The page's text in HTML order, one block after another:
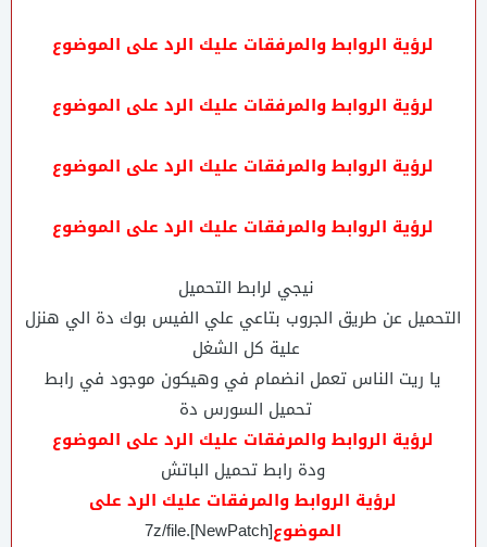
لرؤية الروابط والمرفقات عليك الرد على الموضوع
لرؤية الروابط والمرفقات عليك الرد على الموضوع
لرؤية الروابط والمرفقات عليك الرد على الموضوع
لرؤية الروابط والمرفقات عليك الرد على الموضوع
نيجي لرابط التحميل
التحميل عن طريق الجروب بتاعي علي الفيس بوك دة الي هنزل
علية كل الشغل
يا ريت الناس تعمل انضمام في وهيكون موجود في رابط
تحميل السورس دة
لرؤية الروابط والمرفقات عليك الرد على الموضوع
ودة رابط تحميل الباتش
لرؤية الروابط والمرفقات عليك الرد على
الموضوع[NewPatch].7z/file